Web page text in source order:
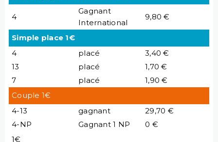
4
Gagnant
International
9,80 €
Simple place 1€
4
placé
3,40 €
13
placé
1,70 €
7
placé
1,90 €
Couple 1€
4-13
gagnant
29,70 €
4-NP
Gagnant 1 NP
0 €
1€